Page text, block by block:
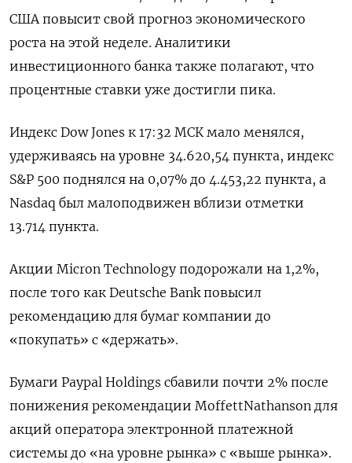
США повысит свой прогноз экономического
роста на этой неделе. Аналитики
инвестиционного банка также полагают, что
процентные ставки уже достигли пика.
Индекс Dow Jones к 17:32 МСК мало менялся,
удерживаясь на уровне 34.620,54 пункта, индекс
S&P 500 поднялся на 0,07% до 4.453,22​ пункта, а
Nasdaq был малоподвижен вблизи отметки
13.714 пункта.
Акции Micron Technology подорожали на 1,2%,
после того как Deutsche Bank повысил
рекомендацию для бумаг компании до
«покупать» с «держать».
Бумаги Paypal Holdings сбавили почти 2% после
понижения рекомендации MoffettNathanson для
акций оператора электронной платежной
системы до «на уровне рынка» с «выше рынка».